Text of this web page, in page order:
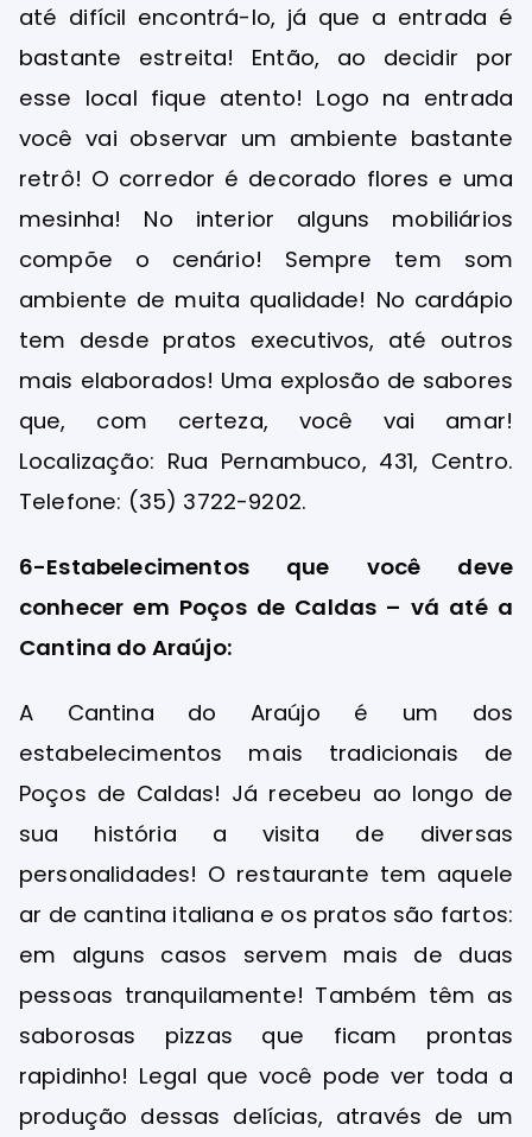
até difícil encontrá-lo, já que a entrada é
bastante estreita! Então, ao decidir por
esse local fique atento! Logo na entrada
você vai observar um ambiente bastante
retrô! O corredor é decorado flores e uma
mesinha! No interior alguns mobiliários
compõe o cenário! Sempre tem som
ambiente de muita qualidade! No cardápio
tem desde pratos executivos, até outros
mais elaborados! Uma explosão de sabores
que, com certeza, você vai amar!
Localização: Rua Pernambuco, 431, Centro.
Telefone: (35) 3722-9202.
6-Estabelecimentos que você deve
conhecer em Poços de Caldas – vá até a
Cantina do Araújo:
A Cantina do Araújo é um dos
estabelecimentos mais tradicionais de
Poços de Caldas! Já recebeu ao longo de
sua história a visita de diversas
personalidades! O restaurante tem aquele
ar de cantina italiana e os pratos são fartos:
em alguns casos servem mais de duas
pessoas tranquilamente! Também têm as
saborosas pizzas que ficam prontas
rapidinho! Legal que você pode ver toda a
produção dessas delícias, através de um